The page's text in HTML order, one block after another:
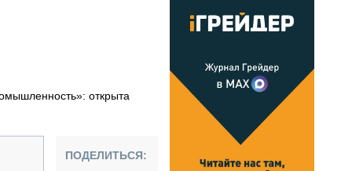
ТЕХНИКА
ТРАНСПОРТ
открыта
ПОДЕЛИТЬСЯ: